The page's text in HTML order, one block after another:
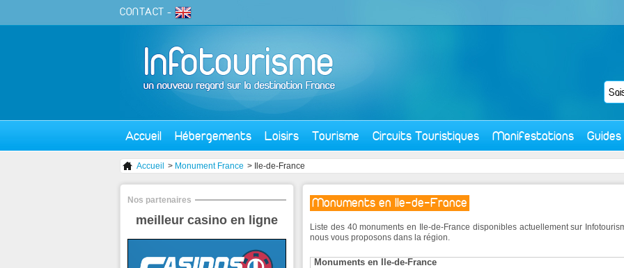
CONTACT -
Accueil Hébergements Loisirs Tourisme Circuits Touristiques Manifestations Guides
Accueil > Monument France > Ile-de-France
Monuments en Ile-de-France
Liste des 40 monuments en Ile-de-France disponibles actuellement sur
nous vous proposons dans la région.
Monuments en Ile-de-France
Nos partenaires
meilleur casino en ligne